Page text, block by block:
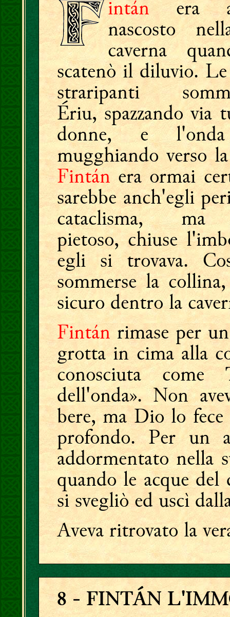
intánera
nascosto
caverna
scatenò il diluvio. Le
straripanti
Ériu, spazzando via
donne, e
mugghiando verso
Fintán era ormai
sarebbe anch'egli
cataclisma,
pietoso, chiuse
egli si trovava.
sommerse la
sicuro dentro la
Fintánrimase per
grotta in cima alla
conosciuta
dell'onda». Non
bere, ma Dio lo
profondo. Per un
addormentato nella
quando le acque
si svegliò ed uscì
Aveva ritrovato la
8- FINTÁN